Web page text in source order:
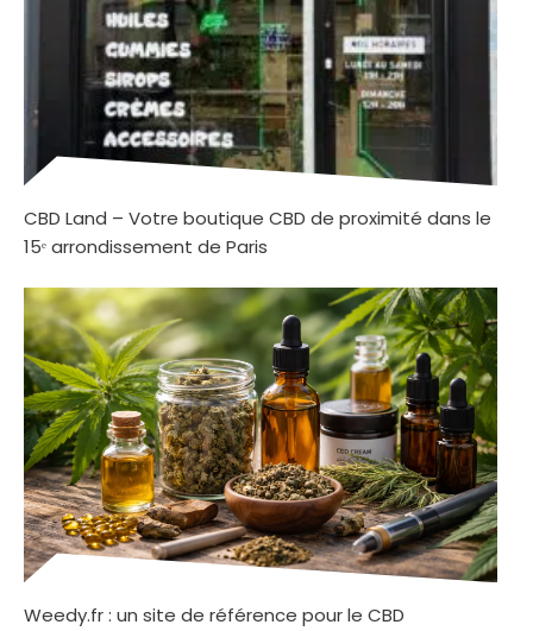
CBD Land – Votre boutique CBD de proximité dans le
15ᵉ arrondissement de Paris
Weedy.fr : un site de référence pour le CBD